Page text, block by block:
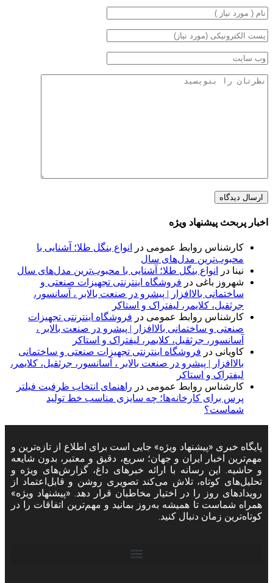
اخبار پربحث پیشنهاد ویژه
کارشناس روابط عمومی در
انواع بنگل طلا؛ آشنایی با
محبوب‌ترین مدل‌های سال
نینا در
انواع بنگل طلا؛ آشنایی با محبوب‌ترین مدل‌های سال
شهروز باغی در فروشگاه اینترنتی تجهیزات صنعتی و
ساختمانی بالاافزار | پیشرو در صنعت بالابر ، آسانسور،
جرثقیل، کلایمر، لیفتراک و استاکر
کارشناس روابط عمومی در فروشگاه اینترنتی تجهیزات
صنعتی و ساختمانی بالاافزار | پیشرو در صنعت بالابر ،
آسانسور، جرثقیل، کلایمر، لیفتراک و استاکر
کاویانی در فروشگاه اینترنتی تجهیزات صنعتی و ساختمانی
بالاافزار | پیشرو در صنعت بالابر ، آسانسور، جرثقیل، کلایمر،
لیفتراک و استاکر
کارشناس روابط عمومی در راهنمای انتخاب ظرفیت فیلتر
پرس برای کارخانه‌ها؛ چه سایزی مناسب خط تولید
شماست؟
پایگاه خبری «پیشنهاد ویژه» جایی است برای اطلاع از تازه‌ترین و
مهم‌ترین اخبار ایران و جهان؛ سریع، دقیق و معتبر، بدون شایعه
و حاشیه. این رسانه با ارائه خبرهای داغ، گزارش‌های ویژه و
تحلیل‌های کوتاه، تلاش می‌کند تصویری روشن و قابل‌اعتماد از
رویدادهای روز را در اختیار مخاطبان قرار دهد. «پیشنهاد ویژه»
همراه شماست تا همیشه به‌روز بمانید و مهم‌ترین اتفاقات را در
کوتاه‌ترین زمان دنبال کنید.